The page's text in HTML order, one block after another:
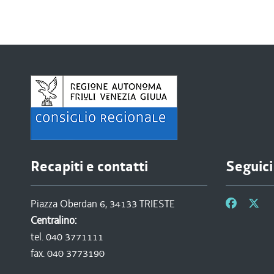
Recapiti e contatti
Piazza Oberdan 6, 34133 TRIESTE
Centralino:
tel. 040 3771111
fax. 040 3773190